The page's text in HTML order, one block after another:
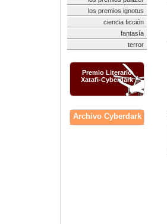
los premios ignotus
ciencia ficción
fantasía
terror
Premio Literario
Xatafi-Cyberdark
Archivo Cyberdark